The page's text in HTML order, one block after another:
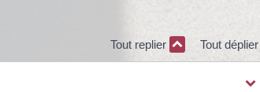
Tout replier Tout